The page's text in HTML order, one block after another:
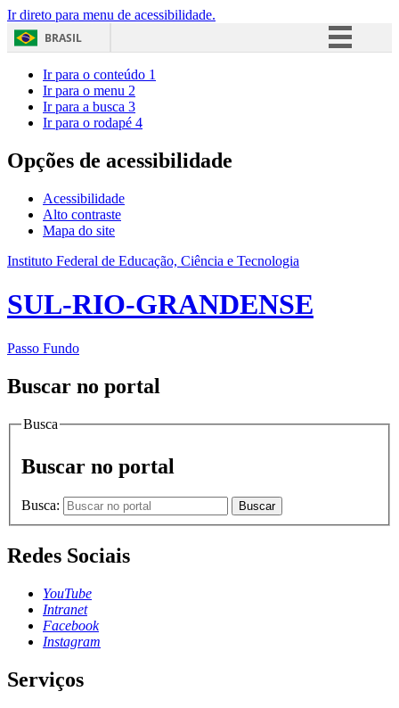
Ir direto para menu de acessibilidade.
BRASIL
Acesso à informação
Ir para o conteúdo 1
Ir para o menu 2
Ir para a busca 3
Ir para o rodapé 4
Opções de acessibilidade
Acessibilidade
Alto contraste
Mapa do site
Instituto Federal de Educação, Ciência e Tecnologia
SUL-RIO-GRANDENSE
Passo Fundo
Buscar no portal
Busca
Buscar no portal
Busca: Buscar
Redes Sociais
YouTube
Intranet
Facebook
Instagram
Serviços